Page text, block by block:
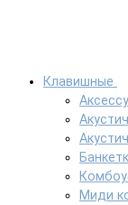
Клавишные
Миди